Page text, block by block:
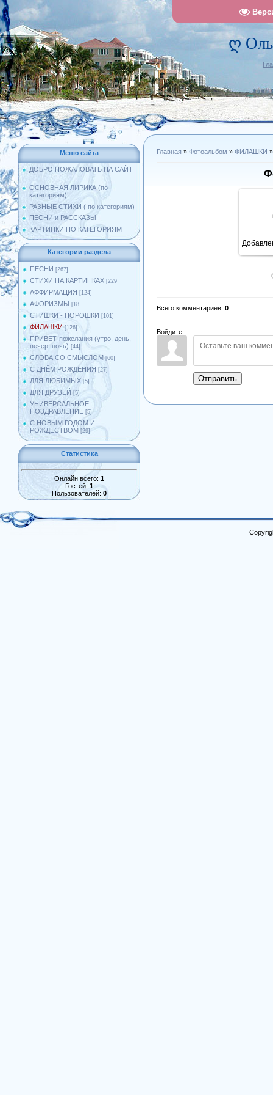
ღ
Меню сайта
ДОБРО ПОЖАЛОВАТЬ НА САЙТ
!!!
ОСНОВНАЯ ЛИРИКА (по
категориям)
РАЗНЫЕ СТИХИ ( по категориям)
ПЕСНИ и РАССКАЗЫ
КАРТИНКИ ПО КАТЕГОРИЯМ
Категории раздела
ПЕСНИ [267]
СТИХИ НА КАРТИНКАХ [229]
АФФИРМАЦИЯ [124]
АФОРИЗМЫ [18]
СТИШКИ - ПОРОШКИ [101]
ФИЛАШКИ [126]
ПРИВЕТ-пожелания (утро, день,
вечер, ночь) [44]
СЛОВА СО СМЫСЛОМ [60]
С ДНЁМ РОЖДЕНИЯ [27]
ДЛЯ ЛЮБИМЫХ [5]
ДЛЯ ДРУЗЕЙ [5]
УНИВЕРСАЛЬНОЕ
ПОЗДРАВЛЕНИЕ [5]
С НОВЫМ ГОДОМ И
РОЖДЕСТВОМ [29]
Статистика
Онлайн всего: 1
Гостей: 1
Пользователей: 0
Главная » Фотоальбом » ФИЛАШКИ
Всего комментариев: 0
Войдите:
Отправить